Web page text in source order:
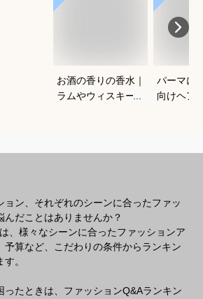
お酒の香りの香水｜
ラムやウィスキーな
パーマに
向けヘア
ョン、それぞれのシーンに合ったファッ
んだことはありませんか？
、様々なシーンに合ったファッションア
予算など、こだわりの条件からランキン
。
ったときは、ファッションQ&Aランキン